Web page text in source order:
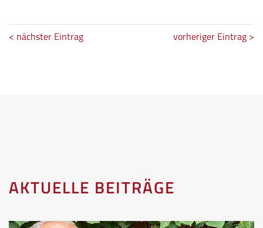
< nächster Eintrag vorheriger Eintrag >
AKTUELLE BEITRÄGE